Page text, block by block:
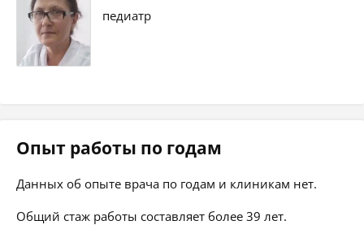
педиатр
Опыт работы по годам
Данных об опыте врача по годам и клиникам нет.
Общий стаж работы составляет более 39 лет.